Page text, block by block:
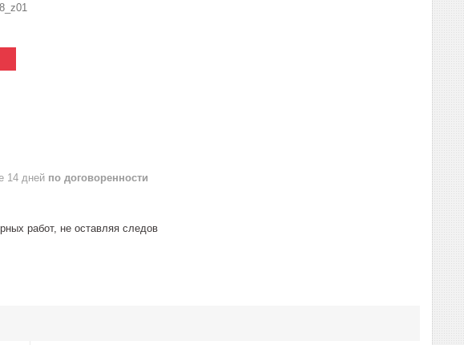
14 дней по договоренности
работ, не оставляя следов